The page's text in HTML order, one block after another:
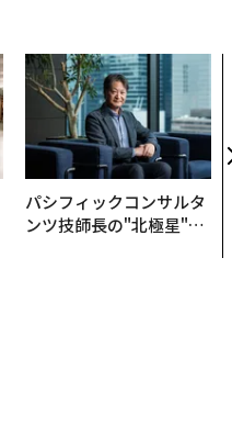
パシフィックコンサルタ
ンツ技師長の"北極星"。